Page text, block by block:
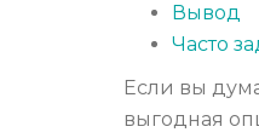
Вывод
Часто
Если вы
выгодная